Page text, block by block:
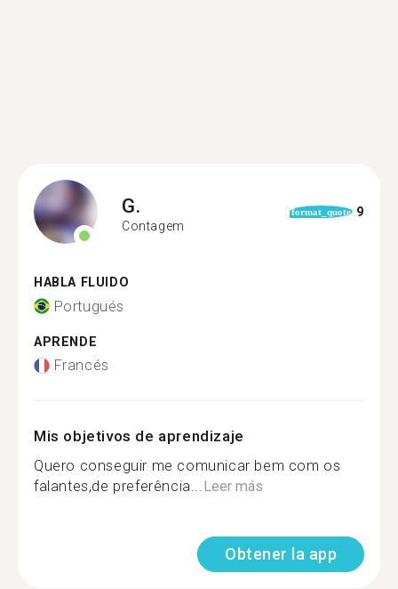
G.
Contagem
format_quote 9
HABLA FLUIDO
Portugués
APRENDE
Francés
Mis objetivos de aprendizaje
Quero conseguir me comunicar bem com os
falantes,de preferência...Leer más
Obtener la app